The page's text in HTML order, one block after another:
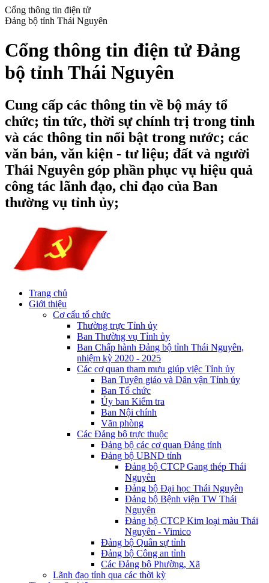
Cổng thông tin điện tử
Đảng bộ tỉnh Thái Nguyên
Cổng thông tin điện tử Đảng
bộ tỉnh Thái Nguyên
Cung cấp các thông tin về bộ máy tổ
chức; tin tức, thời sự chính trị trong tỉnh
và các thông tin nổi bật trong nước; các
văn bản, văn kiện - tư liệu; đất và người
Thái Nguyên góp phần phục vụ hiệu quả
công tác lãnh đạo, chỉ đạo của Ban
thường vụ tỉnh ủy;
Trang chủ
Giới thiệu
Cơ cấu tổ chức
Thường trực Tỉnh ủy
Ban Thường vụ Tỉnh ủy
Ban Chấp hành Đảng bộ tỉnh Thái Nguyên,
nhiệm kỳ 2020 - 2025
Các cơ quan tham mưu giúp việc Tỉnh ủy
Ban Tuyên giáo và Dân vận Tỉnh ủy
Ban Tổ chức
Ủy ban Kiểm tra
Ban Nội chính
Văn phòng
Các Đảng bộ trực thuộc
Đảng bộ các cơ quan Đảng tỉnh
Đảng bộ UBND tỉnh
Đảng bộ CTCP Gang thép Thái
Nguyên
Đảng bộ Đại học Thái Nguyên
Đảng bộ Bệnh viện TW Thái
Nguyên
Đảng bộ CTCP Kim loại màu Thái
Nguyên - Vimico
Đảng bộ Quân sự tỉnh
Đảng bộ Công an tỉnh
Các Đảng bộ Phường, Xã
Lãnh đạo tỉnh qua các thời kỳ